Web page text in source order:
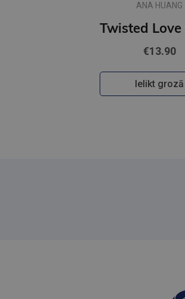
ANA HUANG
€13.90
Ielikt grozā